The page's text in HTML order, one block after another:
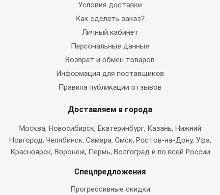
Условия доставки
Как сделать заказ?
Личный кабинет
Персональные данные
Возврат и обмен товаров
Информация для поставщиков
Правила публикации отзывов
Доставляем в города
Москва, Новосибирск, Екатеринбург, Казань, Нижний
Новгород, Челябинск, Самара, Омск, Ростов-на-Дону, Уфа,
Красноярск, Воронеж, Пермь, Волгоград и по всей России
Спецпредложения
Прогрессивные скидки